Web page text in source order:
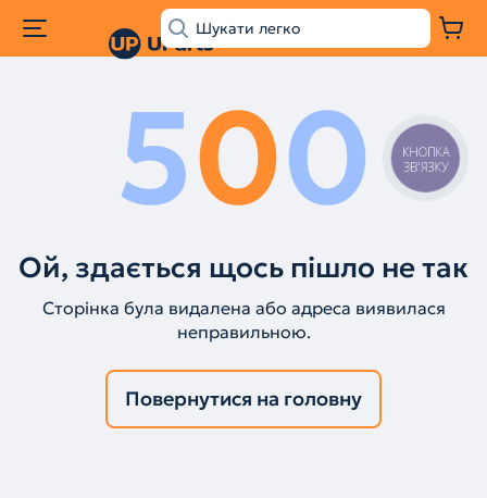
500
Ой, здається щось пішло не так
Сторінка була видалена або адреса виявилася
неправильною.
Повернутися на головну
КНОПКА
ЗВ'ЯЗКУ